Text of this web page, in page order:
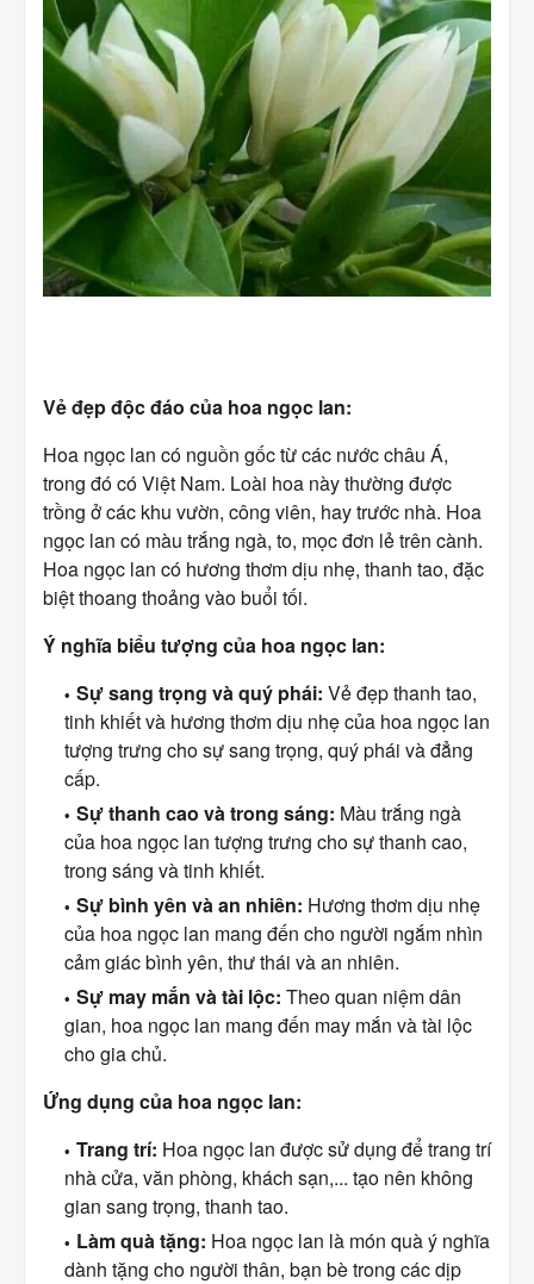
Vẻ đẹp độc đáo của hoa ngọc lan:
Hoa ngọc lan có nguồn gốc từ các nước châu Á,
trong đó có Việt Nam. Loài hoa này thường được
trồng ở các khu vườn, công viên, hay trước nhà. Hoa
ngọc lan có màu trắng ngà, to, mọc đơn lẻ trên cành.
Hoa ngọc lan có hương thơm dịu nhẹ, thanh tao, đặc
biệt thoang thoảng vào buổi tối.
Ý nghĩa biểu tượng của hoa ngọc lan:
Sự sang trọng và quý phái: Vẻ đẹp thanh tao,
tinh khiết và hương thơm dịu nhẹ của hoa ngọc lan
tượng trưng cho sự sang trọng, quý phái và đẳng
cấp.
Sự thanh cao và trong sáng: Màu trắng ngà
của hoa ngọc lan tượng trưng cho sự thanh cao,
trong sáng và tinh khiết.
Sự bình yên và an nhiên: Hương thơm dịu nhẹ
của hoa ngọc lan mang đến cho người ngắm nhìn
cảm giác bình yên, thư thái và an nhiên.
Sự may mắn và tài lộc: Theo quan niệm dân
gian, hoa ngọc lan mang đến may mắn và tài lộc
cho gia chủ.
Ứng dụng của hoa ngọc lan:
Trang trí: Hoa ngọc lan được sử dụng để trang trí
nhà cửa, văn phòng, khách sạn,... tạo nên không
gian sang trọng, thanh tao.
Làm quà tặng: Hoa ngọc lan là món quà ý nghĩa
dành tặng cho người thân, bạn bè trong các dịp